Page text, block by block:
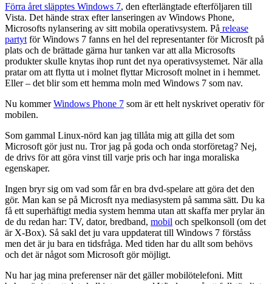
Förra året släpptes Windows 7, den efterlängtade efterföljaren till
Vista. Det hände strax efter lanseringen av Windows Phone,
Microsofts nylansering av sitt mobila operativsystem. På release
partyt för Windows 7 fanns en hel del representanter för Microsft på
plats och de brättade gärna hur tanken var att alla Microsofts
produkter skulle knytas ihop runt det nya operativsystemet. När alla
pratar om att flytta ut i molnet flyttar Microsoft molnet in i hemmet.
Eller – det blir som ett hemma moln med Windows 7 som nav.
Nu kommerWindows Phone 7 som är ett helt nyskrivet operativ för
mobilen.
Som gammal Linux-nörd kan jag tillåta mig att gilla det som
Microsoft gör just nu. Tror jag på goda och onda storföretag? Nej,
de drivs för att göra vinst till varje pris och har inga moraliska
egenskaper.
Ingen bryr sig om vad som får en bra dvd-spelare att göra det den
gör. Man kan se på Microsft nya mediasystem på samma sätt. Du ka
få ett superhäftigt media system hemma utan att skaffa mer prylar än
de du redan har: TV, dator, bredband, mobil och spelkonsoll (om det
är X-Box). Så sakl det ju vara uppdaterat till Windows 7 förståss
men det är ju bara en tidsfråga. Med tiden har du allt som behövs
och det är något som Microsoft gör möjligt.
Nu har jag mina preferenser när det gäller mobilötelefoni. Mitt